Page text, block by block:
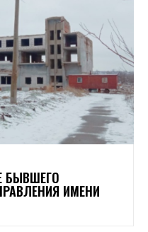
БЫВШЕГО
ИМЕНИ